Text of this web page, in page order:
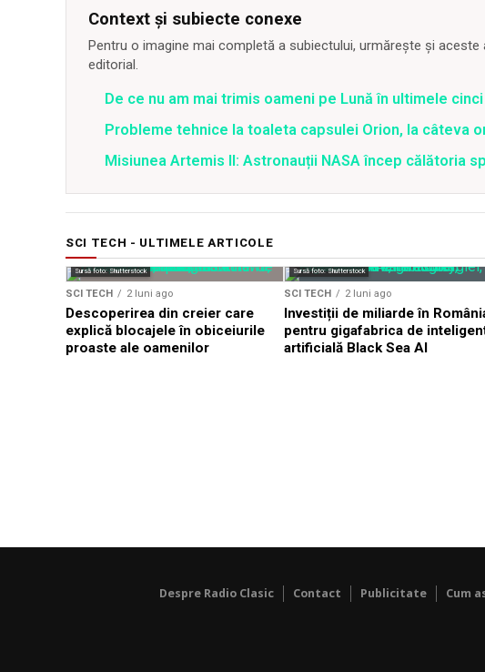
Context și subiecte conexe
Pentru o imagine mai completă a subiectului, urmărește și
editorial.
De ce nu am mai trimis oameni pe Lună în ultimele
Probleme tehnice la toaleta capsulei Orion, la câteva
Misiunea Artemis II: Astronauții NASA încep călătoria
SCI TECH - ULTIMELE ARTICOLE
Sursă foto: Shutterstock
SCI TECH 2 luni ago
Descoperirea din creier care
explică blocajele în obiceiurile
proaste ale oamenilor
Sursă foto: Shutterstock
SCI TECH 2 luni ago
Investiții de miliarde în
pentru gigafabrica de
artificială Black Sea AI
Despre Radio Clasic Contact Publicitate Cum